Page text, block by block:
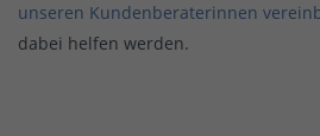
unseren Kundenberaterinnen
dabei helfen werden.